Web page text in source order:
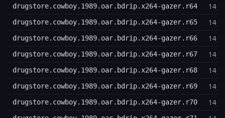
drugstore.cowboy.1989.oar.bdrip.x264-gazer.r64
drugstore.cowboy.1989.oar.bdrip.x264-gazer.r65
drugstore.cowboy.1989.oar.bdrip.x264-gazer.r66
drugstore.cowboy.1989.oar.bdrip.x264-gazer.r67
drugstore.cowboy.1989.oar.bdrip.x264-gazer.r68
drugstore.cowboy.1989.oar.bdrip.x264-gazer.r69
drugstore.cowboy.1989.oar.bdrip.x264-gazer.r70